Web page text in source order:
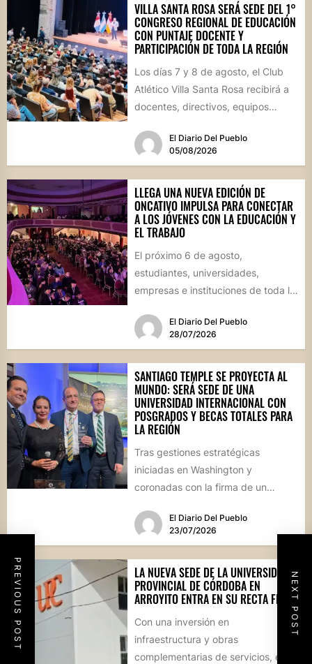
PREVIOUS POST NEXT POST
VILLA SANTA ROSA SERÁ SEDE DEL 1°
CONGRESO REGIONAL DE EDUCACIÓN
CON PUNTAJE DOCENTE Y
PARTICIPACIÓN DE TODA LA REGIÓN
Los días 7 y 8 de agosto, el Club
Atlético Villa Santa Rosa recibirá a
docentes, directivos, equipos
El Diario Del Pueblo
05/08/2026
LLEGA UNA NUEVA EDICIÓN DE
ONCATIVO IMPULSA PARA CONECTAR
A LOS JÓVENES CON LA EDUCACIÓN Y
EL TRABAJO
El próximo 6 de agosto,
estudiantes, universidades,
empresas e instituciones de toda la
que...
El Diario Del Pueblo
28/07/2026
SANTIAGO TEMPLE SE PROYECTA AL
MUNDO: SERÁ SEDE DE UNA
UNIVERSIDAD INTERNACIONAL CON
POSGRADOS Y BECAS TOTALES PARA
LA REGIÓN
Tras gestiones estratégicas
iniciadas en Washington y
coronadas con la firma de un
departamento Río...
El Diario Del Pueblo
23/07/2026
LA NUEVA SEDE DE LA UNIVERSIDAD
PROVINCIAL DE CÓRDOBA EN
ARROYITO ENTRA EN SU RECTA FINAL
Con una inversión en
infraestructura y obras
complementarias de servicios, el